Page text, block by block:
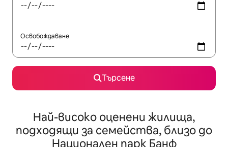
Освобождаване
Търсене
Най-високо оценени жилища,
подходящи за семейства, близо до
Национален парк Банф